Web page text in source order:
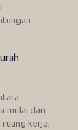
mulai dari
kerja,